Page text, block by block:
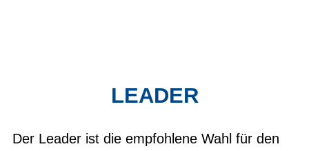
LEADER
Der Leader ist die empfohlene Wahl für den